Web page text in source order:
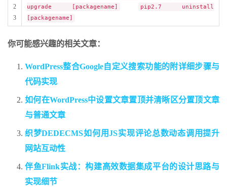
2
3
upgrade [packagename]
pip2.7 uninstall
[packagename]
你可能感兴趣的相关文章：
WordPress整合Google自定义搜索功能的附详细步骤与
代码实现
如何在WordPress中设置文章置顶并清晰区分置顶文章
与普通文章
织梦DEDECMS如何用JS实现评论总数动态调用提升
网站互动性
伴鱼Flink实战：构建高效数据集成平台的设计思路与
实现细节